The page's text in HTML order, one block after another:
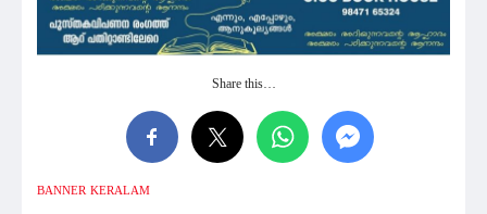
Share this…
BANNER KERALAM